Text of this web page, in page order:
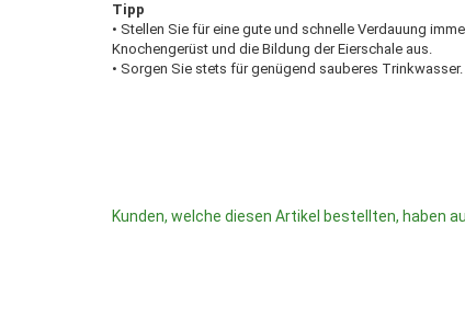
Tipp
• Stellen Sie für eine gute und schnelle Verdauung
Knochengerüst und die Bildung der Eierschale aus.
• Sorgen Sie stets für genügend sauberes Trinkwasser.
Kunden, welche diesen Artikel bestellten, haben